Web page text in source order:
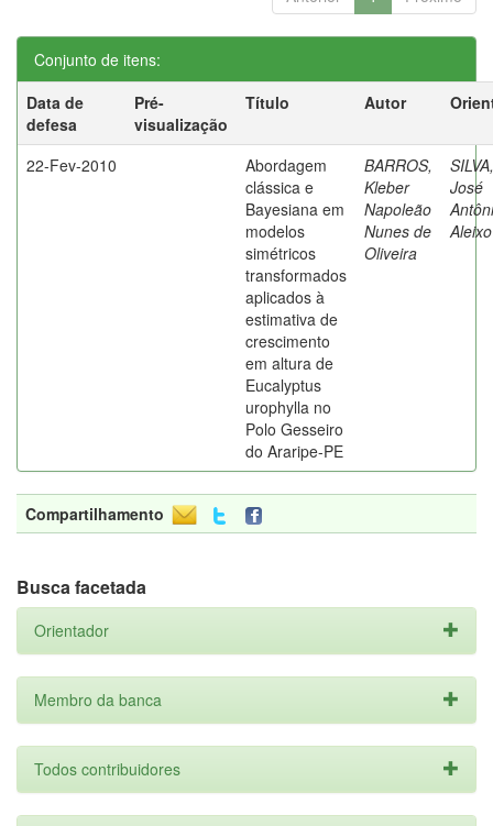
Conjunto de itens:
Data de
defesa
Pré-
visualização
Título Autor
22-Fev-2010
Abordagem
clássica e
Bayesiana em
modelos
simétricos
transformados
aplicados à
estimativa de
crescimento
em altura de
Eucalyptus
urophylla no
Polo Gesseiro
do Araripe-PE
BARROS,
Kleber
Napoleão
Nunes de
Oliveira
SILVA,
José
Compartilhamento
Busca facetada
Orientador
Membro da banca
Todos contribuidores